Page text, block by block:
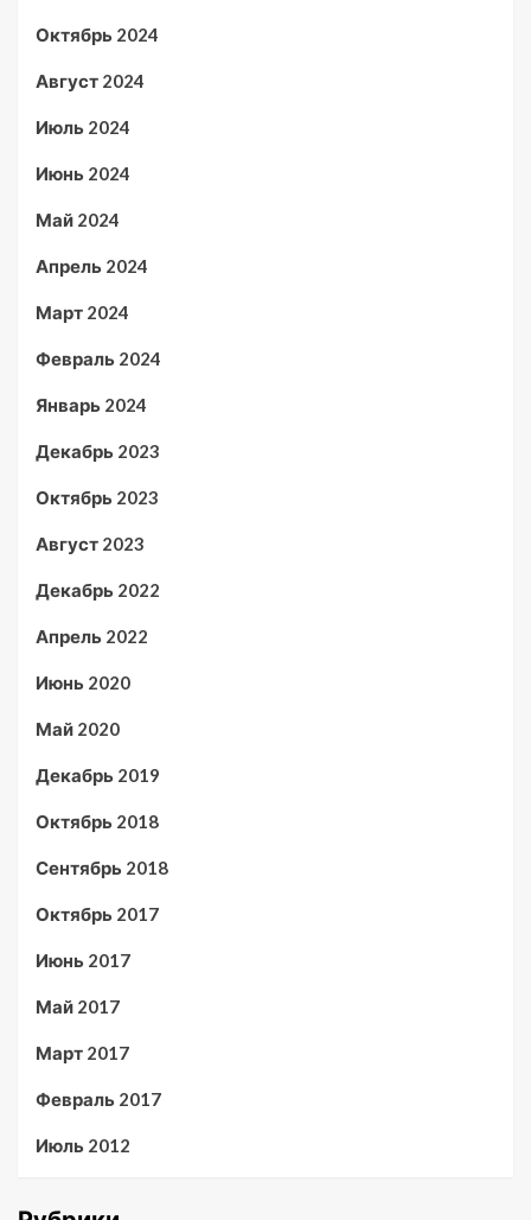
Октябрь 2024
Август 2024
Июль 2024
Июнь 2024
Май 2024
Апрель 2024
Март 2024
Февраль 2024
Январь 2024
Декабрь 2023
Октябрь 2023
Август 2023
Декабрь 2022
Апрель 2022
Июнь 2020
Май 2020
Декабрь 2019
Октябрь 2018
Сентябрь 2018
Октябрь 2017
Июнь 2017
Май 2017
Март 2017
Февраль 2017
Июль 2012